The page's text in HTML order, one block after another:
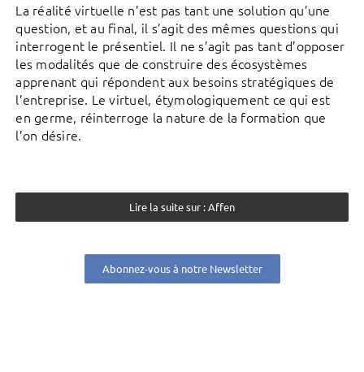
La réalité virtuelle n’est pas tant une solution qu’une
question, et au final, il s’agit des mêmes questions qui
interrogent le présentiel. Il ne s’agit pas tant d’opposer
les modalités que de construire des écosystèmes
apprenant qui répondent aux besoins stratégiques de
l’entreprise. Le virtuel, étymologiquement ce qui est
en germe, réinterroge la nature de la formation que
l’on désire.
Lire la suite sur : Affen
Abonnez-vous à notre Newsletter